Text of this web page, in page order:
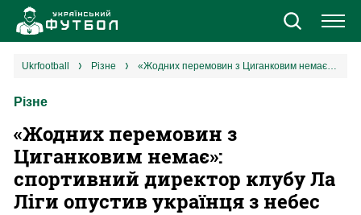
Новини
Єврокубки
УПЛ
ukrfootball різне «Жодних перемовин з Циганковим немає»: спортивний директор клубу Ла Ліги опустив українця з небес
Різне
«Жодних перемовин з
Циганковим немає»:
спортивний директор клубу Ла
Ліги опустив українця з небес